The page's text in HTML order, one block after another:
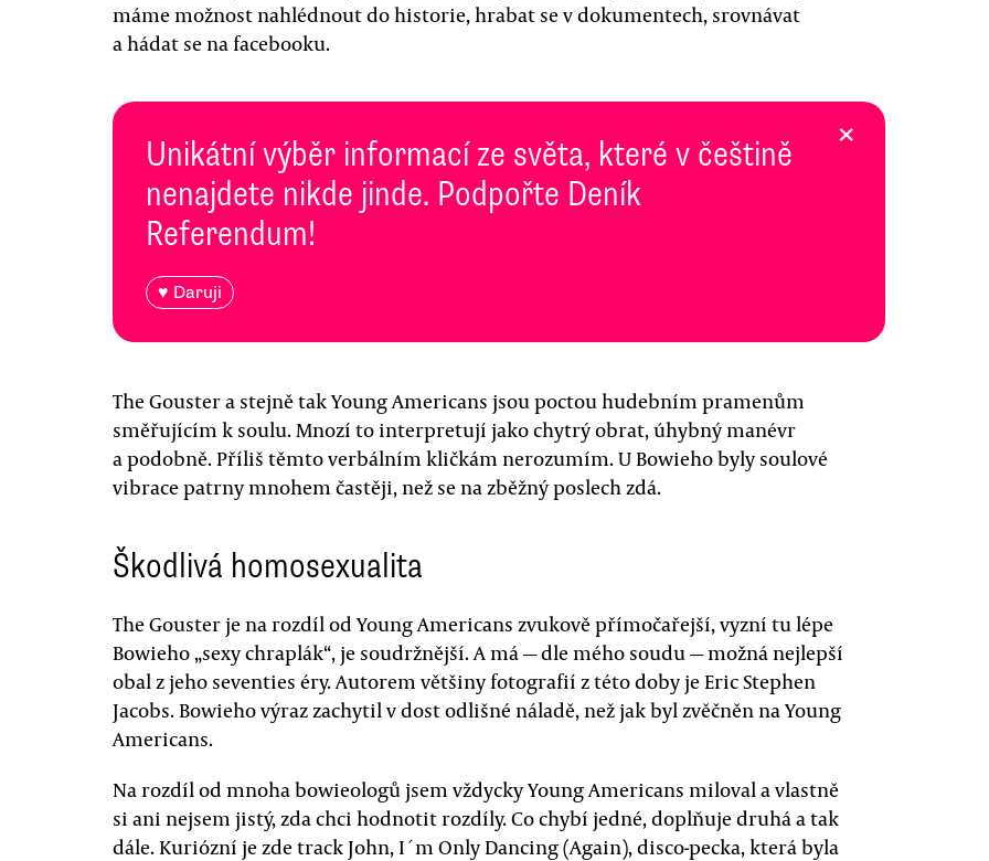
máme možnost nahlédnout do historie, hrabat se v dokumentech, srovnávat
a hádat se na facebooku.
Unikátní výběr informací ze světa, které v češtině
nenajdete nikde jinde. Podpořte Deník
Referendum!
♥ Daruji
×
The Gouster a stejně tak Young Americans jsou poctou hudebním pramenům
směřujícím k soulu. Mnozí to interpretují jako chytrý obrat, úhybný manévr
a podobně. Příliš těmto verbálním kličkám nerozumím. U Bowieho byly soulové
vibrace patrny mnohem častěji, než se na zběžný poslech zdá.
Škodlivá homosexualita
The Gouster je na rozdíl od Young Americans zvukově přímočařejší, vyzní tu lépe
Bowieho „sexy chraplák“, je soudržnější. A má — dle mého soudu — možná nejlepší
obal z jeho seventies éry. Autorem většiny fotografií z této doby je Eric Stephen
Jacobs. Bowieho výraz zachytil v dost odlišné náladě, než jak byl zvěčněn na Young
Americans.
Na rozdíl od mnoha bowieologů jsem vždycky Young Americans miloval a vlastně
si ani nejsem jistý, zda chci hodnotit rozdíly. Co chybí jedné, doplňuje druhá a tak
dále. Kuriózní je zde track John, I´m Only Dancing (Again), disco-pecka, která byla